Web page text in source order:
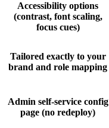
Accessibility options
(contrast, font scaling,
focus cues)
Tailored exactly to your
brand and role mapping
Admin self-service config
page (no redeploy)